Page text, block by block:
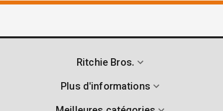
Ritchie Bros.
Plus d'informations